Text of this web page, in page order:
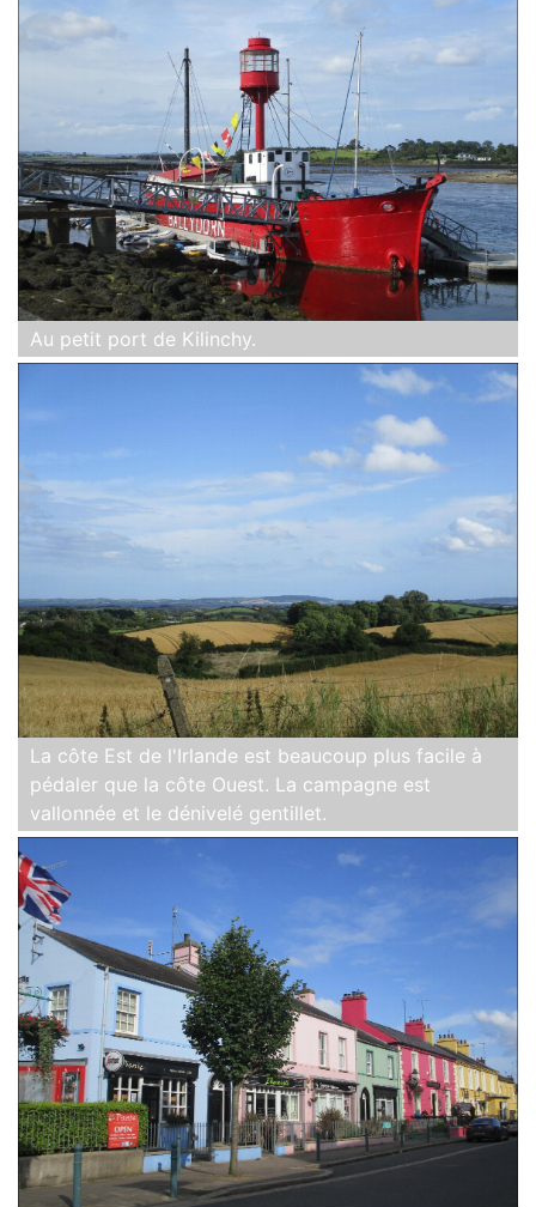
Au petit port de Kilinchy.
La côte Est de l'Irlande est beaucoup plus facile à
pédaler que la côte Ouest. La campagne est
vallonnée et le dénivelé gentillet.